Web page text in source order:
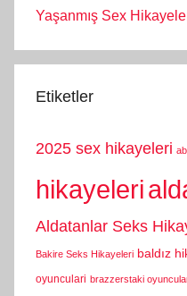
Yaşanmış Sex
Etiketler
2025 sex hikayeleri
hikayeleri
Aldatanlar Seks
Bakire Seks Hikayeleri baldız
oyunculari brazzerstaki